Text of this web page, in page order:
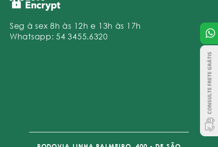
Seg à sex 8h às 12h e 13h às 17h
Whatsapp: 54 3455.6320